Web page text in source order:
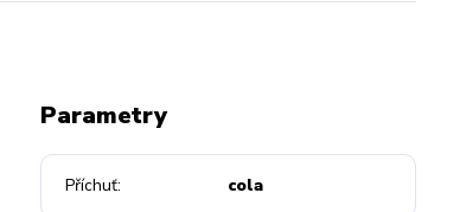
Parametry
Příchuť cola